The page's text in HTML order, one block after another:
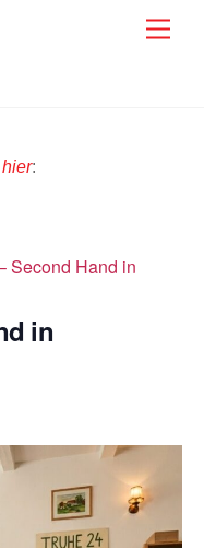
hier:
Second Hand in
in